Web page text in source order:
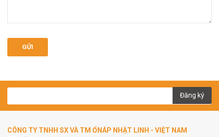
GỬI
Đăng ký
CÔNG TY TNHH SX VÀ TM ỔNÁP NHẬT LINH - VIỆT NAM